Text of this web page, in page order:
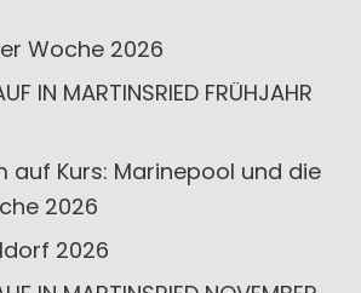
Woche 2026
IN MARTINSRIED FRÜHJAHR
auf Kurs: Marinepool und die
2026
2026